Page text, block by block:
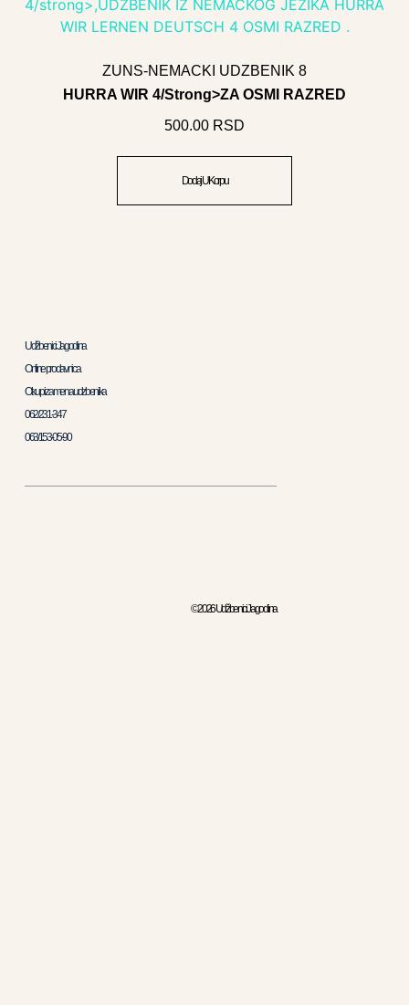
ZUNS-NEMACKI UDZBENIK 8
HURRA WIR 4/strong>ZA OSMI RAZRED
500.00 RSD
Dodaj U Korpu
© 2026 Udžbenici Jagodina
Udžbenici Jagodina
Online prodavnica
Otkup i zamena udzbenika
062/231-347
063/153-05-90